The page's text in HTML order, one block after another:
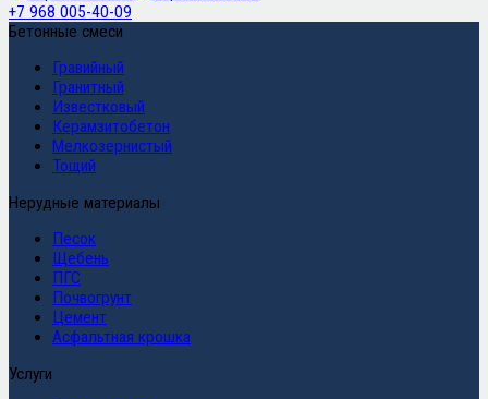
+7 968 005-40-09
Бетонные смеси
Гравийный
Гранитный
Известковый
Керамзитобетон
Мелкозернистый
Тощий
Нерудные материалы
Песок
Щебень
ПГС
Почвогрунт
Цемент
Асфальтная крошка
Услуги